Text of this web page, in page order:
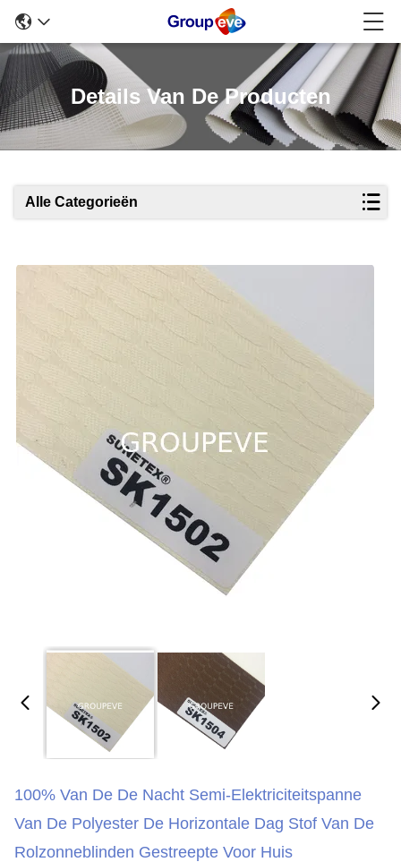
Details Van De Producten
Alle Categorieën
100% Van De De Nacht Semi-Elektriciteitspanne
Van De Polyester De Horizontale Dag Stof Van De
Rolzonneblinden Gestreepte Voor Huis